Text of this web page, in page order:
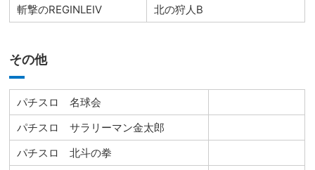
斬撃のREGINLEIV
北の狩人B
その他
パチスロ 名球会
パチスロ サラリーマン金太郎
パチスロ 北斗の拳